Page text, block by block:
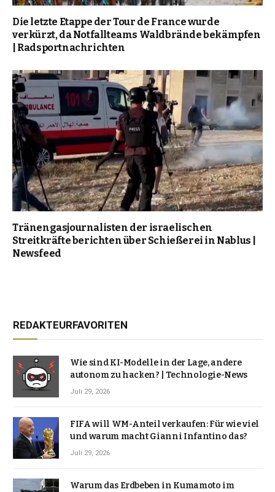
Die letzte Etappe der Tour de France wurde
verkürzt, da Notfallteams Waldbrände bekämpfen
| Radsportnachrichten
Tränengasjournalisten der israelischen
Streitkräfte berichten über Schießerei in Nablus |
Newsfeed
REDAKTEURFAVORITEN
Wie sind KI-Modelle in der Lage, andere
autonom zu hacken? | Technologie-News
Juli 29, 2026
FIFA will WM-Anteil verkaufen: Für wie viel
und warum macht Gianni Infantino das?
Juli 29, 2026
Warum das Erdbeben in Kumamoto im